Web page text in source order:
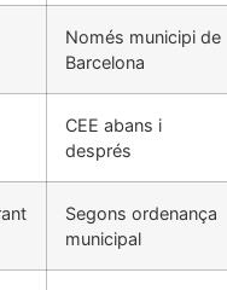
Només municipi de
Barcelona
CEE abans i
després
Segons ordenança
municipal